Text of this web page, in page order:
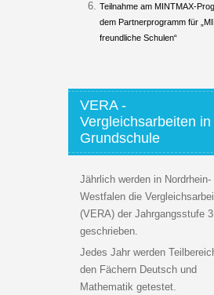
Teilnahme am MINTMAX-
dem Partnerprogramm für
freundliche Schulen“
VERA -
Vergleichsarbeiten in
Grundschule
Jährlich werden in Nordrhein-
Westfalen die
(VERA) der Jahrgangsstufe 3
geschrieben.
Jedes Jahr werden
den Fächern Deutsch und
Mathematik getestet.